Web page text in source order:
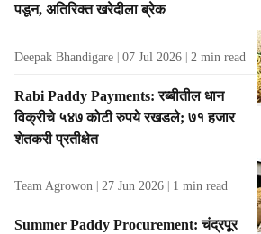
पडून, अतिरिक्त खरेदीला ब्रेक
Deepak Bhandigare 07 Jul 2026 2 min read
Rabi Paddy Payments: रब्बीतील धान
विक्रीचे ५४७ कोटी रुपये रखडले; ७१ हजार
शेतकरी प्रतीक्षेत
Team Agrowon 27 Jun 2026 1 min read
Summer Paddy Procurement: चंद्रपूर